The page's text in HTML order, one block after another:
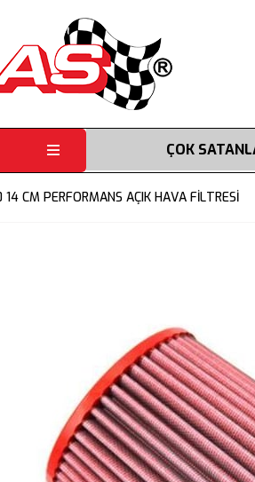
ÇOK
CM PERFORMANS AÇIK HAVA FİLTRESİ